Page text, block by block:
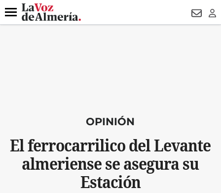
DESTACADO
Menú
OPINIÓN
El ferrocarrilico del Levante
almeriense se asegura su
Estación